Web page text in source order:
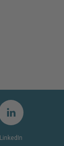
LinkedIn